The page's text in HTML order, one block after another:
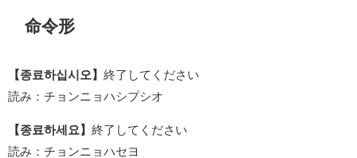
命令形
【종료하십시오】 終了してください
読み：チョンニョハシプシオ
【종료하세요】 終了してください
読み：チョンニョハセヨ